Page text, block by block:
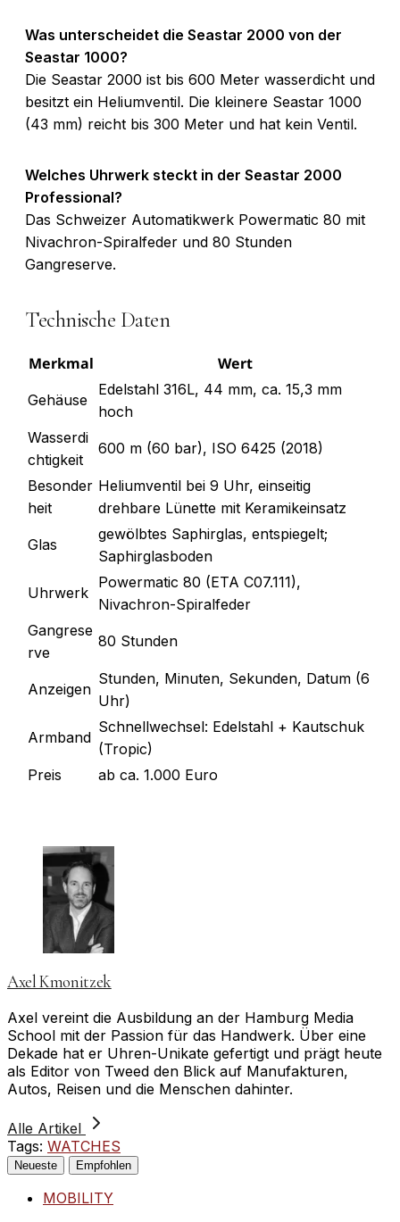
Was unterscheidet die Seastar 2000 von der
Seastar 1000?
Die Seastar 2000 ist bis 600 Meter wasserdicht und
besitzt ein Heliumventil. Die kleinere Seastar 1000
(43 mm) reicht bis 300 Meter und hat kein Ventil.
Welches Uhrwerk steckt in der Seastar 2000
Professional?
Das Schweizer Automatikwerk Powermatic 80 mit
Nivachron-Spiralfeder und 80 Stunden
Gangreserve.
Technische Daten
Merkmal Wert
Gehäuse
Edelstahl 316L, 44 mm, ca. 15,3 mm
hoch
Wasserdi
chtigkeit
600 m (60 bar), ISO 6425 (2018)
Besonder
heit
Heliumventil bei 9 Uhr, einseitig
drehbare Lünette mit Keramikeinsatz
Glas
gewölbtes Saphirglas, entspiegelt;
Saphirglasboden
Uhrwerk
Powermatic 80 (ETA C07.111),
Nivachron-Spiralfeder
Gangrese
rve
80 Stunden
Anzeigen
Stunden, Minuten, Sekunden, Datum (6
Uhr)
Armband
Schnellwechsel: Edelstahl + Kautschuk
(Tropic)
Preis
ab ca. 1.000 Euro
Axel Kmonitzek
Axel vereint die Ausbildung an der Hamburg Media
School mit der Passion für das Handwerk. Über eine
Dekade hat er Uhren-Unikate gefertigt und prägt heute
als Editor von Tweed den Blick auf Manufakturen,
Autos, Reisen und die Menschen dahinter.
Alle Artikel
Tags: WATCHES
Neueste Empfohlen
MOBILITY